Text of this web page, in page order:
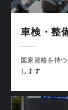
車検・整
国家資格を持
します